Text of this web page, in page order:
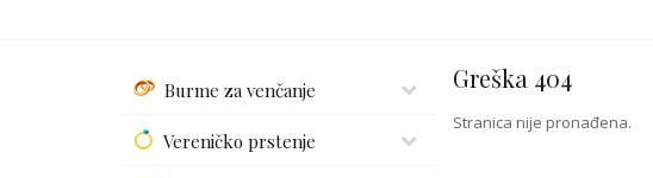
Burme za venčanje
Vereničko prstenje
Greška 404
Stranica nije pronađena.